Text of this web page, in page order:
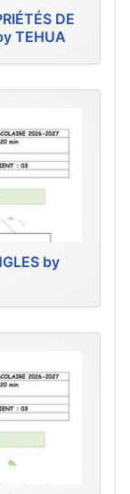
DE
TEHUA
by